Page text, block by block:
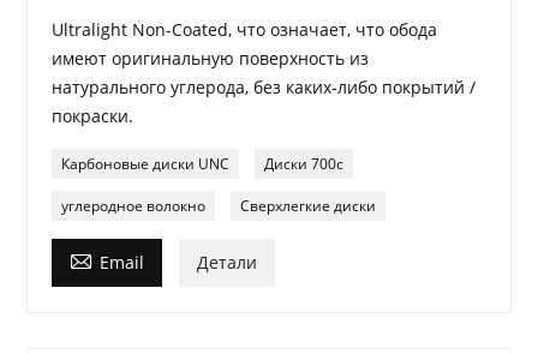
Ultralight Non-Coated, что означает, что обода
имеют оригинальную поверхность из
натурального углерода, без каких-либо покрытий /
покраски.
Карбоновые диски UNC Диски 700c
углеродное волокно Сверхлегкие диски
 Email Детали